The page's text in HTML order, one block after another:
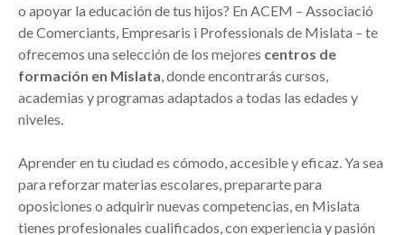
o apoyar la educación de tus hijos? En ACEM – Associació
de Comerciants, Empresaris i Professionals de Mislata – te
ofrecemos una selección de los mejores centros de
formación en Mislata , donde encontrarás cursos,
academias y programas adaptados a todas las edades y
niveles.
Aprender en tu ciudad es cómodo, accesible y eficaz. Ya sea
para reforzar materias escolares, prepararte para
oposiciones o adquirir nuevas competencias, en Mislata
tienes profesionales cualificados, con experiencia y pasión